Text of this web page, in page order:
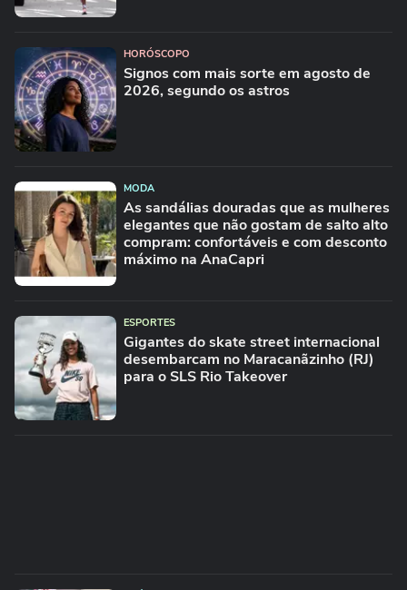
HORÓSCOPO
Signos com mais sorte em agosto de
2026, segundo os astros
MODA
As sandálias douradas que as mulheres
elegantes que não gostam de salto alto
compram: confortáveis e com desconto
máximo na AnaCapri
ESPORTES
Gigantes do skate street internacional
desembarcam no Maracanãzinho (RJ)
para o SLS Rio Takeover